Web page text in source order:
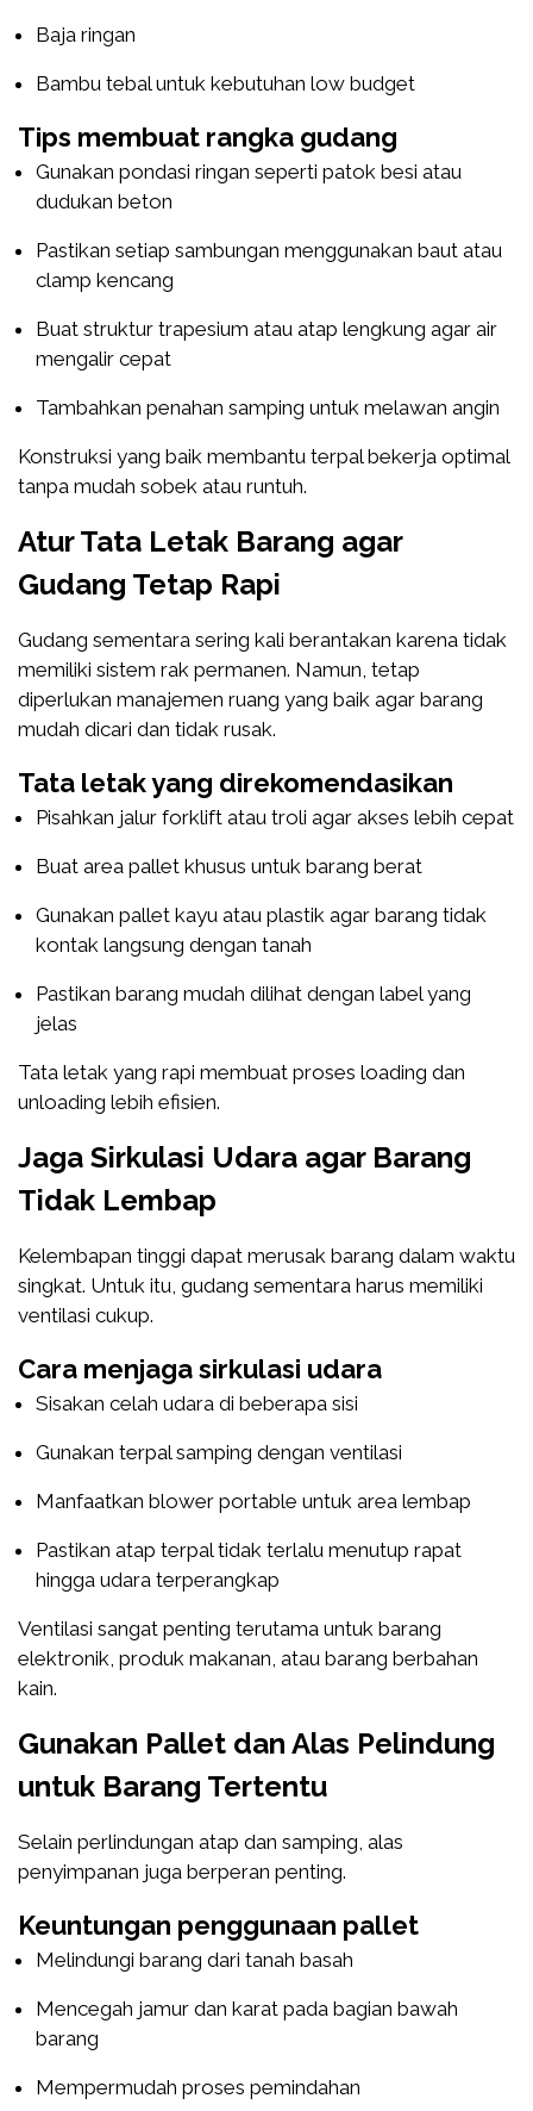
Baja ringan
Bambu tebal untuk kebutuhan low budget
Tips membuat rangka gudang
Gunakan pondasi ringan seperti patok besi atau
dudukan beton
Pastikan setiap sambungan menggunakan baut atau
clamp kencang
Buat struktur trapesium atau atap lengkung agar air
mengalir cepat
Tambahkan penahan samping untuk melawan angin
Konstruksi yang baik membantu terpal bekerja optimal
tanpa mudah sobek atau runtuh.
Atur Tata Letak Barang agar
Gudang Tetap Rapi
Gudang sementara sering kali berantakan karena tidak
memiliki sistem rak permanen. Namun, tetap
diperlukan manajemen ruang yang baik agar barang
mudah dicari dan tidak rusak.
Tata letak yang direkomendasikan
Pisahkan jalur forklift atau troli agar akses lebih cepat
Buat area pallet khusus untuk barang berat
Gunakan pallet kayu atau plastik agar barang tidak
kontak langsung dengan tanah
Pastikan barang mudah dilihat dengan label yang
jelas
Tata letak yang rapi membuat proses loading dan
unloading lebih efisien.
Jaga Sirkulasi Udara agar Barang
Tidak Lembap
Kelembapan tinggi dapat merusak barang dalam waktu
singkat. Untuk itu, gudang sementara harus memiliki
ventilasi cukup.
Cara menjaga sirkulasi udara
Sisakan celah udara di beberapa sisi
Gunakan terpal samping dengan ventilasi
Manfaatkan blower portable untuk area lembap
Pastikan atap terpal tidak terlalu menutup rapat
hingga udara terperangkap
Ventilasi sangat penting terutama untuk barang
elektronik, produk makanan, atau barang berbahan
kain.
Gunakan Pallet dan Alas Pelindung
untuk Barang Tertentu
Selain perlindungan atap dan samping, alas
penyimpanan juga berperan penting.
Keuntungan penggunaan pallet
Melindungi barang dari tanah basah
Mencegah jamur dan karat pada bagian bawah
barang
Mempermudah proses pemindahan